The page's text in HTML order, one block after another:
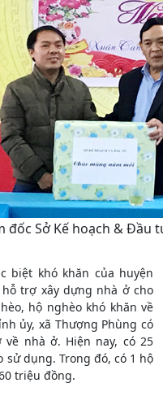
đốc Sở Kế hoạch & Đầu
biệt khó khăn của huyện
trợ xây dựng nhà ở cho
hộ nghèo khó khăn về
ủy, xã Thượng Phùng có
nhà ở. Hiện nay, có 25
sử dụng. Trong đó, có 1 hộ
triệu đồng.